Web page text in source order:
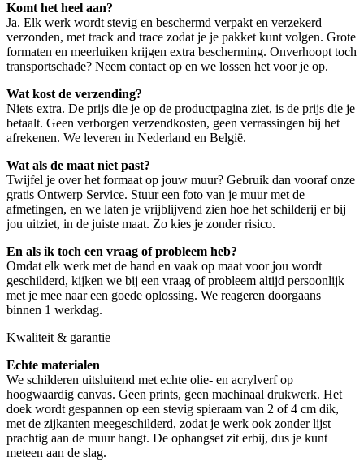
Komt het heel aan?
Ja. Elk werk wordt stevig en beschermd verpakt en verzekerd
verzonden, met track and trace zodat je je pakket kunt volgen. Grote
formaten en meerluiken krijgen extra bescherming. Onverhoopt toch
transportschade? Neem contact op en we lossen het voor je op.
Wat kost de verzending?
Niets extra. De prijs die je op de productpagina ziet, is de prijs die je
betaalt. Geen verborgen verzendkosten, geen verrassingen bij het
afrekenen. We leveren in Nederland en België.
Wat als de maat niet past?
Twijfel je over het formaat op jouw muur? Gebruik dan vooraf onze
gratis Ontwerp Service. Stuur een foto van je muur met de
afmetingen, en we laten je vrijblijvend zien hoe het schilderij er bij
jou uitziet, in de juiste maat. Zo kies je zonder risico.
En als ik toch een vraag of probleem heb?
Omdat elk werk met de hand en vaak op maat voor jou wordt
geschilderd, kijken we bij een vraag of probleem altijd persoonlijk
met je mee naar een goede oplossing. We reageren doorgaans
binnen 1 werkdag.
Kwaliteit & garantie
Echte materialen
We schilderen uitsluitend met echte olie- en acrylverf op
hoogwaardig canvas. Geen prints, geen machinaal drukwerk. Het
doek wordt gespannen op een stevig spieraam van 2 of 4 cm dik,
met de zijkanten meegeschilderd, zodat je werk ook zonder lijst
prachtig aan de muur hangt. De ophangset zit erbij, dus je kunt
meteen aan de slag.